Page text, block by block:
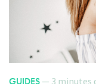
GUIDES— 3 minutes